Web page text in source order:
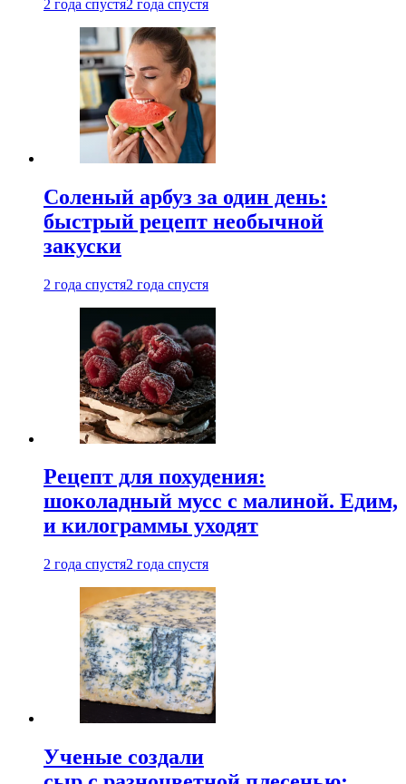
2 года спустя2 года спустя
Соленый арбуз за один день:
быстрый рецепт необычной
закуски
2 года спустя2 года спустя
Рецепт для похудения:
шоколадный мусс с малиной. Едим,
и килограммы уходят
2 года спустя2 года спустя
Ученые создали